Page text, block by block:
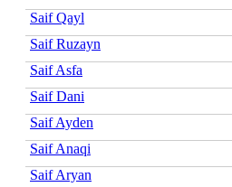
Saif Qayl
Saif Ruzayn
Saif Asfa
Saif Dani
Saif Ayden
Saif Anaqi
Saif Aryan